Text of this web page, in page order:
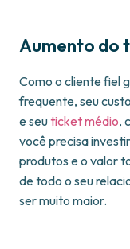
Aumento do
Como o cliente fiel
frequente, seu
e seuticket médio,
você precisa
produtos e o valor
de todo o seu
ser muito maior.